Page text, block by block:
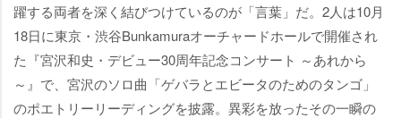
躍する両者を深く結びつけているのが「言葉」だ。2人は10月
18日に東京・渋谷Bunkamuraオーチャードホールで開催され
た『宮沢和史・デビュー30周年記念コンサート ～あれから
～』で、宮沢のソロ曲「ゲバラとエビータのためのタンゴ」
のポエトリーリーディングを披露。異彩を放ったその一瞬の